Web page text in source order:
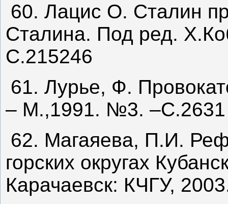
60. Лацис О. Сталин
Сталина. Под ред.
С.215246
61. Лурье, Ф.
– М.,1991. №3. –С.2631
62. Магаяева, П.И.
горских округах
Карачаевск: КЧГУ,